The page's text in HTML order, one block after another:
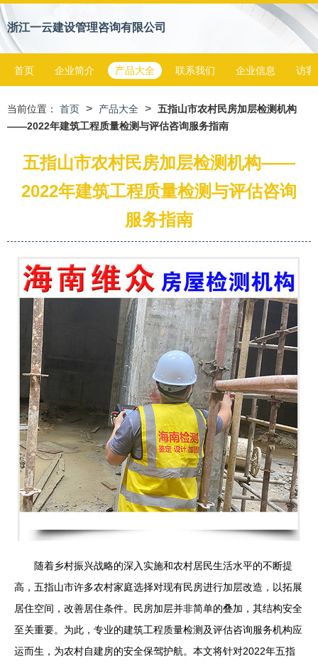
浙江一云建设管理咨询有限公司
首页 企业简介 产品大全 联系我们 企业信息 访客
当前位置： 首页 > 产品大全 > 五指山市农村民房加层检测机构
——2022年建筑工程质量检测与评估咨询服务指南
五指山市农村民房加层检测机构——
2022年建筑工程质量检测与评估咨询
服务指南
随着乡村振兴战略的深入实施和农村居民生活水平的不断提
高，五指山市许多农村家庭选择对现有民房进行加层改造，以拓展
居住空间，改善居住条件。民房加层并非简单的叠加，其结构安全
至关重要。为此，专业的建筑工程质量检测及评估咨询服务机构应
运而生，为农村自建房的安全保驾护航。本文将针对2022年五指